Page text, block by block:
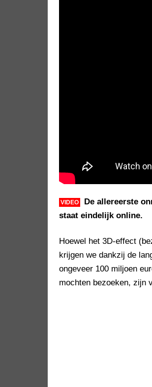
VIDEO
De allereerste
staat eindelijk online.
Hoewel het 3D-effect
krijgen we dankzij de
ongeveer 100 miljoen
mochten bezoeken, zijn